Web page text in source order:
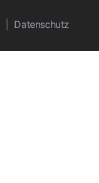
Datenschutz